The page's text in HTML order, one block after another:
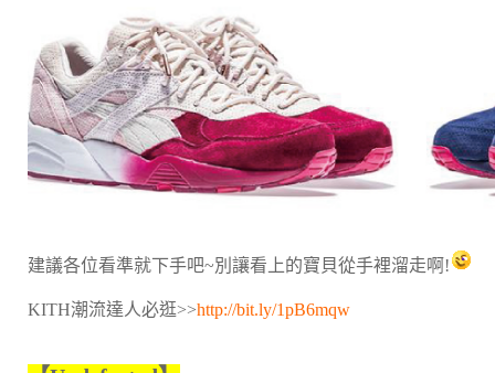
建議各位看準就下手吧~別讓看上的寶貝從手裡溜走啊!
KITH潮流達人必逛>>http://bit.ly/1pB6mqw